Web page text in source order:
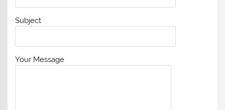
Subject
Your Message